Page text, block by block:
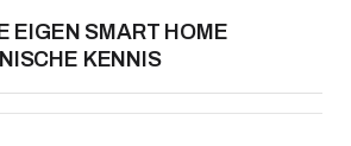
EIGEN SMART HOME
KENNIS